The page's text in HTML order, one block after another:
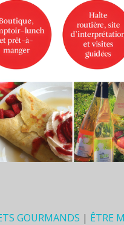
GOURMANDS | ÊTRE